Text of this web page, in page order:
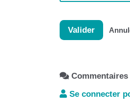
PETR du
SDJES 05
Udess05
Valider
Commentaires
Se connecter